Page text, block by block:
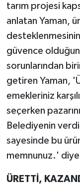
tarım projesi
anlatan Yaman,
güvence
sorunlarından
getiren Yaman,
emekleriniz
seçerken
Belediyenin
sayesinde bu
memnunuz.'
ÜRETTİ,